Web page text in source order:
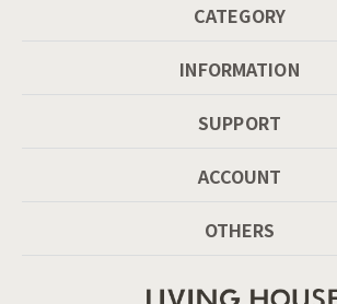
CATEGORY
INFORMATION
SUPPORT
ACCOUNT
OTHERS